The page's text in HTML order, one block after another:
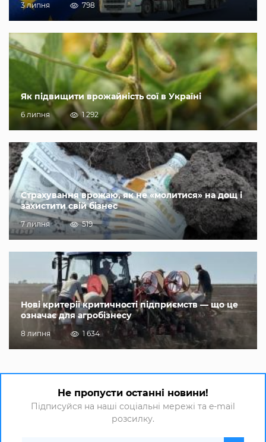
3 липня 798
Як підвищити врожайність сої в Україні
6 липня 1 292
Страхування врожаю, як не «молитися» на дощ і
захистити свій бізнес
7 липня 519
Нові критерії критичності підприємств — що це
означає для агробізнесу
8 липня 1 634
Не пропусти останні новини!
Підписуйся на наші соціальні мережі та e-mail
розсилку.